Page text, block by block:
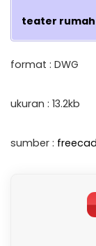
teater rumah
format : DWG
ukuran : 13.2kb
sumber :